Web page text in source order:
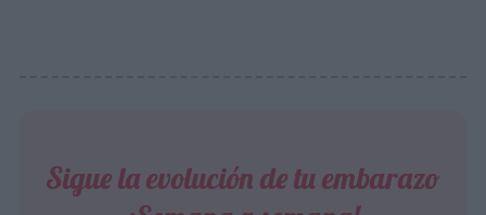
Sigue la evolución de tu embarazo